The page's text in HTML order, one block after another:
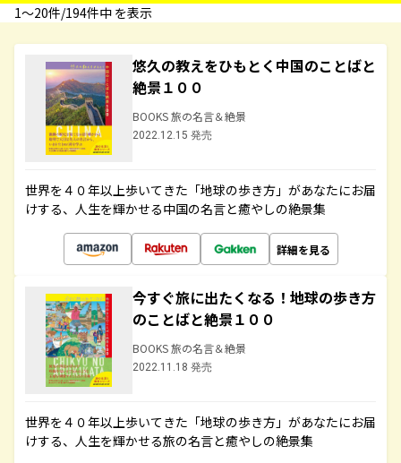
1〜20件/194件中 を表示
悠久の教えをひもとく中国のことばと
絶景１００
BOOKS 旅の名言＆絶景
2022.12.15 発売
世界を４０年以上歩いてきた「地球の歩き方」があなたにお届
けする、人生を輝かせる中国の名言と癒やしの絶景集
詳細を見る
今すぐ旅に出たくなる！地球の歩き方
のことばと絶景１００
BOOKS 旅の名言＆絶景
2022.11.18 発売
世界を４０年以上歩いてきた「地球の歩き方」があなたにお届
けする、人生を輝かせる旅の名言と癒やしの絶景集